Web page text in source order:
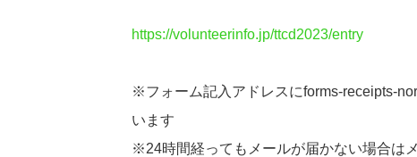
https://volunteerinfo.jp/ttcd2023/entry
※フォーム記入アドレスにforms-receipts-
います
※24時間経ってもメールが届かない場合は